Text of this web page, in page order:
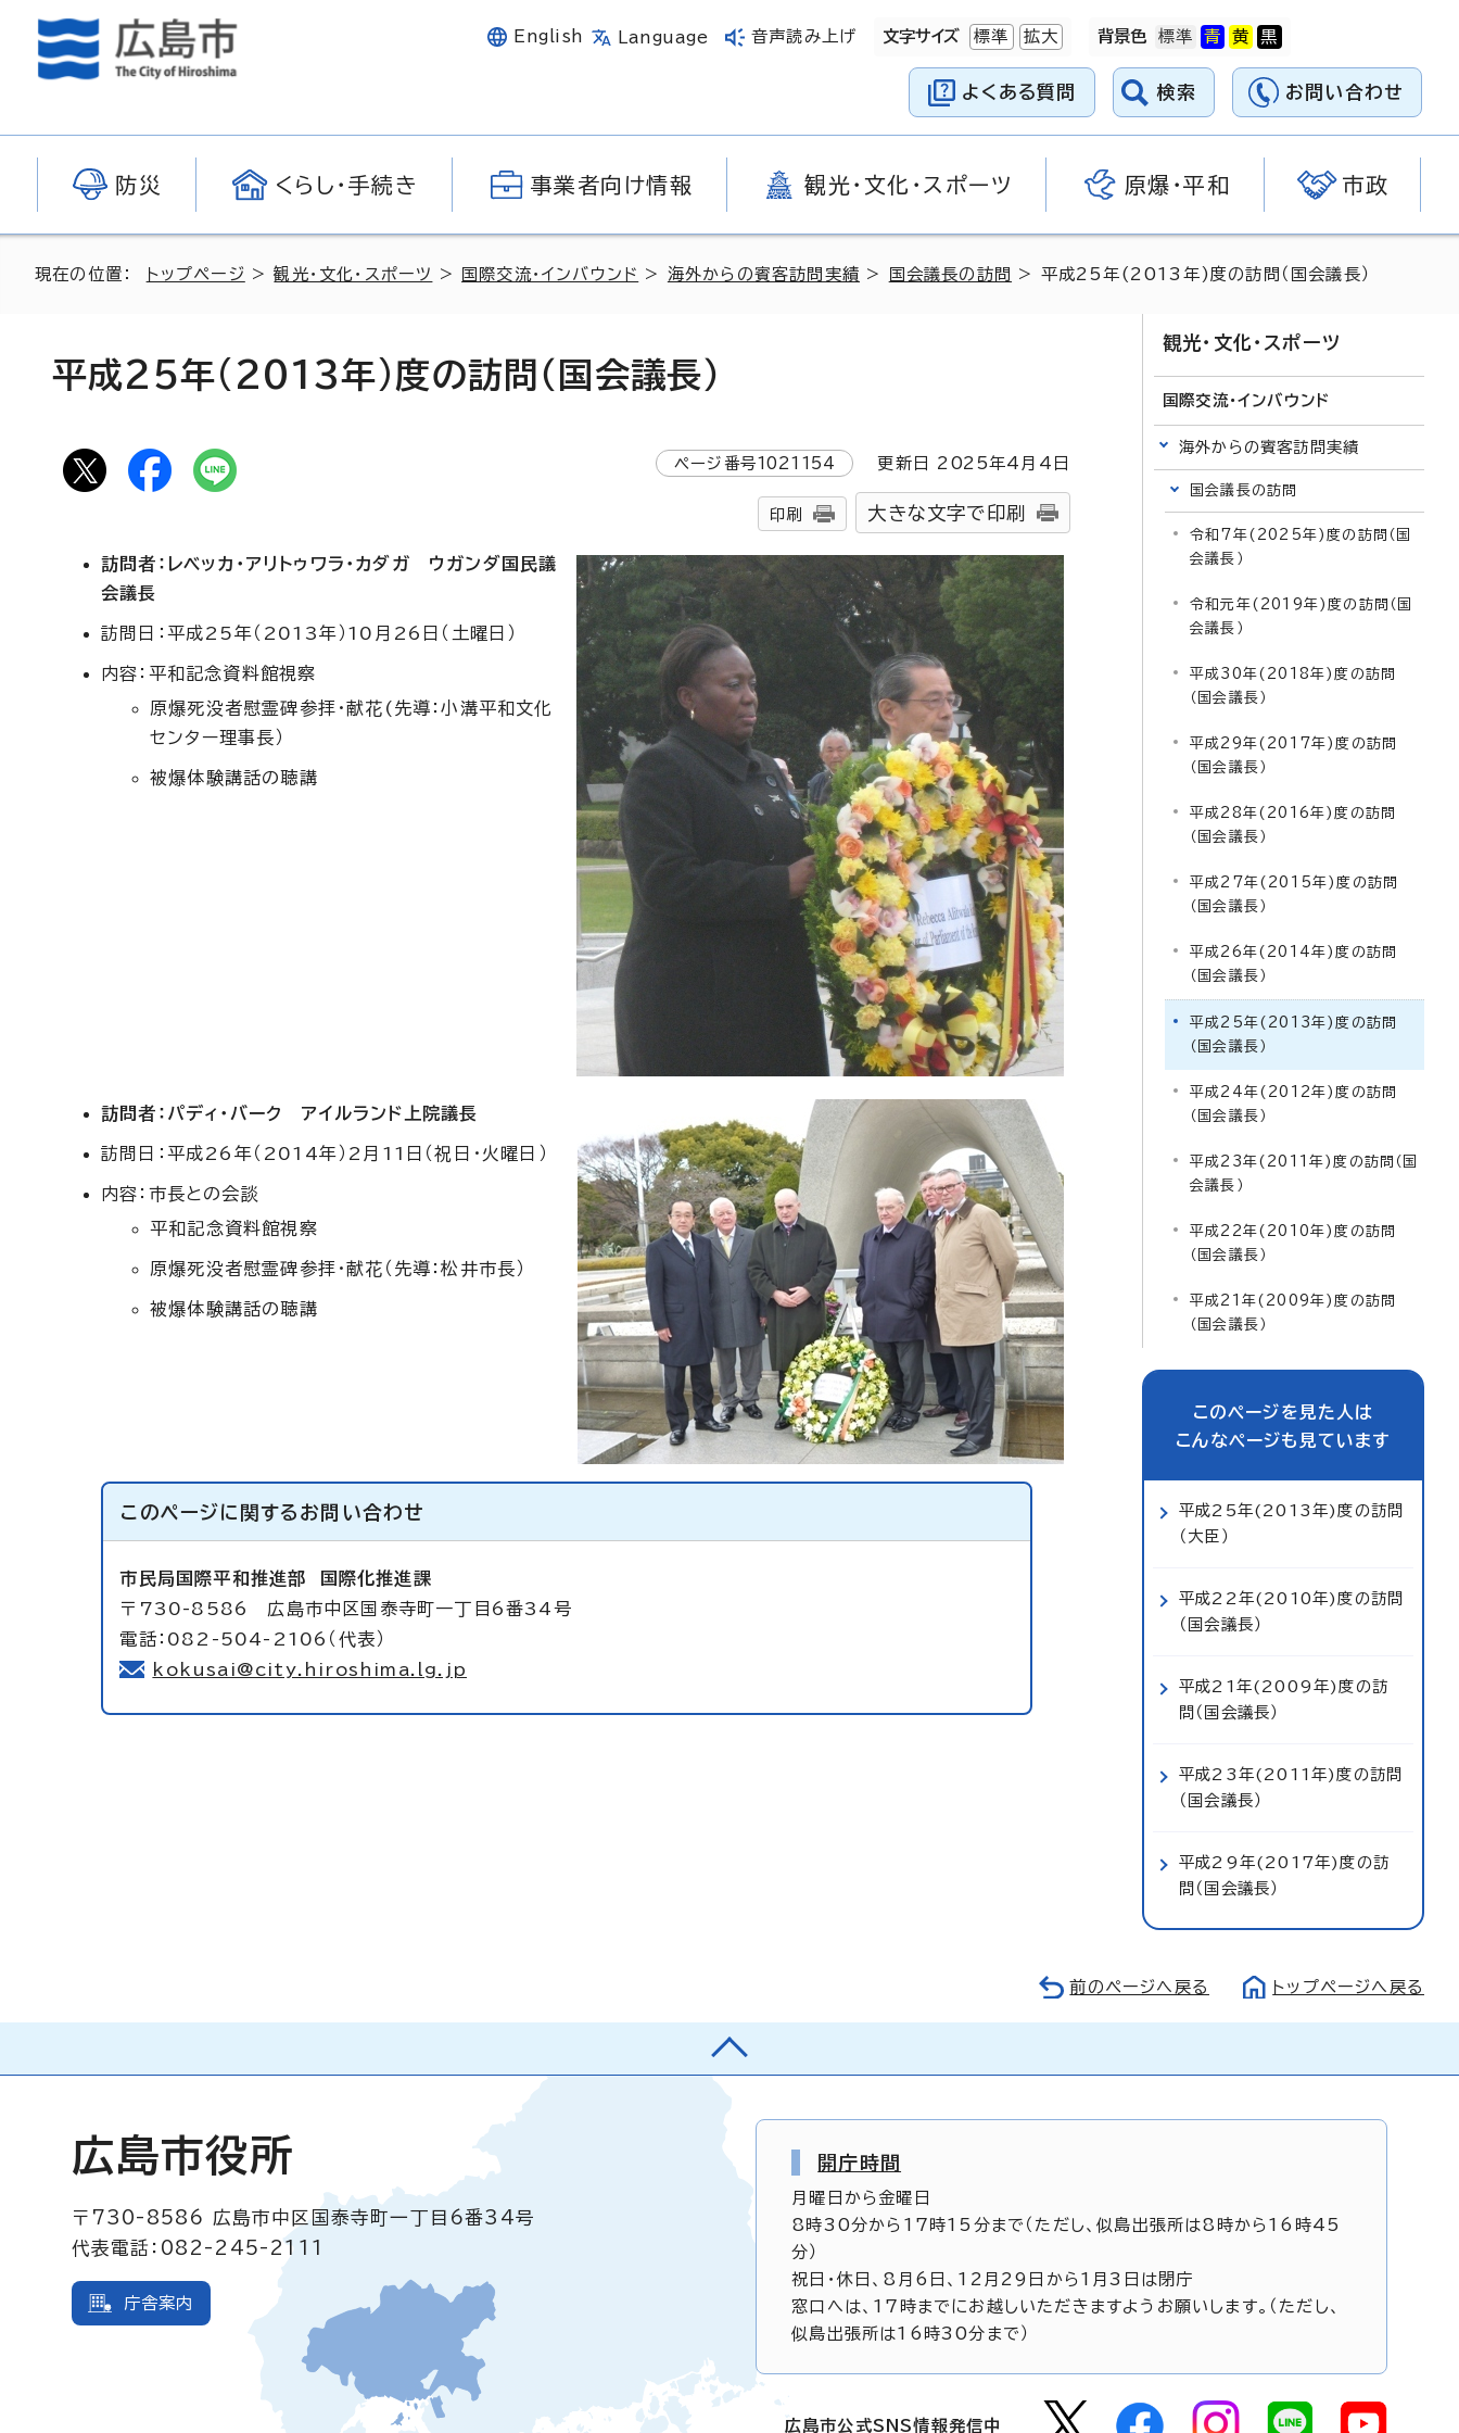
English Language 音声読み上げ 文字サイズ 標準 拡大 背景色
よくある質問 検索 お問い合わせ
防災 くらし・手続き 事業者向け情報 観光・文化・スポーツ 原爆・平和 市政
現在の位置： トップページ >観光・文化・スポーツ > 国際交流・インバウンド > 海外からの賓客訪問実績 > 国会議長の訪問 > 平成25年(2013年)度の訪問（国会議長）
平成25年(2013年)度の訪問（国会議長）
ページ番号1021154 更新日 2025年4月4日
印刷 大きな文字で印刷
訪問者：レベッカ・アリトゥワラ・カダガ ウガンダ国民議
会議長
訪問日：平成25年（2013年）10月26日（土曜日）
内容：平和記念資料館視察
原爆死没者慰霊碑参拝・献花(先導：小溝平和文化
センター理事長）
被爆体験講話の聴講
訪問者：パディ・バーク アイルランド上院議長
訪問日：平成26年（2014年）2月11日（祝日・火曜日）
内容：市長との会談
平和記念資料館視察
原爆死没者慰霊碑参拝・献花（先導：松井市長）
被爆体験講話の聴講
このページに関する お問い合わせ
市民局国際平和推進部
国際化推進課
〒730-8586 広島市中区国泰寺町一丁目6番34号
電話：082-504-2106（代表）
kokusai@city.hiroshima.lg.jp
観光・文化・スポーツ
国際交流・インバウンド
海外からの賓客訪問実績
国会議長の訪問
令和7年(2025年)度の訪問（国
会議長）
令和元年(2019年)度の訪問（国
会議長）
平成30年(2018年)度の訪問
（国会議長）
平成29年(2017年)度の訪問
（国会議長）
平成28年(2016年)度の訪問
（国会議長）
平成27年(2015年)度の訪問
（国会議長）
平成26年(2014年)度の訪問
（国会議長）
平成25年(2013年)度の訪問
（国会議長）
平成24年(2012年)度の訪問
（国会議長）
平成23年(2011年)度の訪問（国
会議長）
平成22年(2010年)度の訪問
（国会議長）
平成21年(2009年)度の訪問
（国会議長）
このページを見た人は
こんなページも見ています
平成25年(2013年)度の訪問
（大臣）
平成22年(2010年)度の訪問
（国会議長）
平成21年(2009年)度の訪
問（国会議長）
平成23年(2011年)度の訪問
（国会議長）
平成29年(2017年)度の訪
問（国会議長）
前のページへ戻る トップページへ戻る
広島市役所
〒730-8586
広島市中区国泰寺町一丁目6番34号
代表電話：082-245-2111
庁舎案内
開庁時間
月曜日から金曜日
8時30分から17時15分まで（ただし、似島出張所は8時から16時45
分）
祝日・休日、8月6日、12月29日から1月3日は閉庁
窓口へは、17時までにお越しいただきますようお願いします。（ただし、
似島出張所は16時30分まで）
広島市公式SNS情報発信中